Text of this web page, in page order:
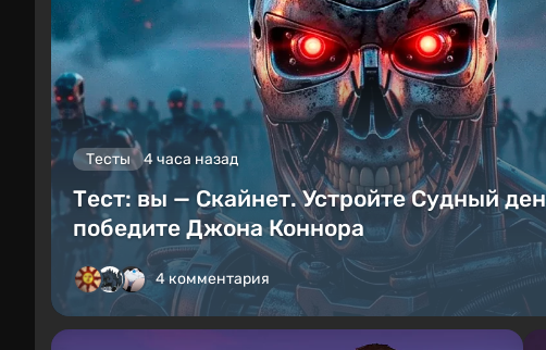
Тесты 4 часа назад
Тест: вы — Скайнет. Устройте Судный
победите Джона Коннора
4 комментария